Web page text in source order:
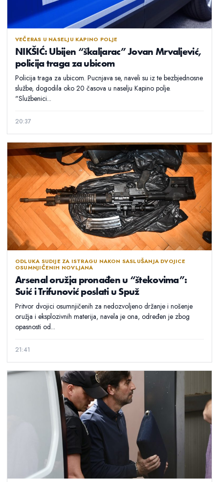
VEČERAS U NASELJU KAPINO POLJE
NIKŠIĆ: Ubijen “škaljarac” Jovan Mrvaljević,
policija traga za ubicom
Policija traga za ubicom. Pucnjava se, naveli su iz te bezbjednosne
službe, dogodila oko 20 časova u naselju Kapino polje.
"Službenici...
20:37
ODLUKA SUDIJE ZA ISTRAGU NAKON SASLUŠANJA DVOJICE
OSUMNJIČENIH NOVLJANA
Arsenal oružja pronađen u “štekovima”:
Suić i Trifunović poslati u Spuž
Pritvor dvojici osumnjičenih za nedozvoljeno držanje i nošenje
oružja i eksplozivnih materija, navela je ona, određen je zbog
opasnosti od...
21:41